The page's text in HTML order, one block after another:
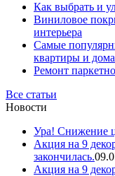
Как выбрать и
Виниловое
интерьера
Самые
квартиры и дома
Ремонт
Все статьи
Новости
Ура! Снижение
Акция на 9
закончилась.
Акция на 9